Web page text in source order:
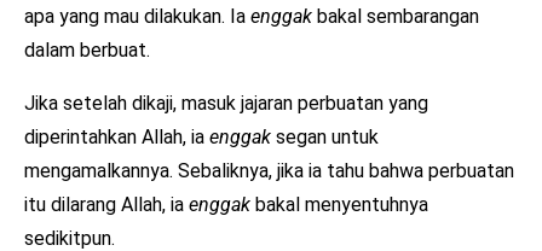
apa yang mau dilakukan. Ia enggak bakal sembarangan
dalam berbuat.
Jika setelah dikaji, masuk jajaran perbuatan yang
diperintahkan Allah, ia enggak segan untuk
mengamalkannya. Sebaliknya, jika ia tahu bahwa perbuatan
itu dilarang Allah, ia enggak bakal menyentuhnya
sedikitpun.